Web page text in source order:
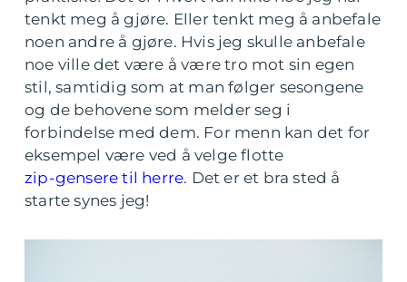
tenkt meg å gjøre. Eller tenkt meg å anbefale
noen andre å gjøre. Hvis jeg skulle anbefale
noe ville det være å være tro mot sin egen
stil, samtidig som at man følger sesongene
og de behovene som melder seg i
forbindelse med dem. For menn kan det for
eksempel være ved å velge flotte
zip-gensere til herre. Det er et bra sted å
starte synes jeg!